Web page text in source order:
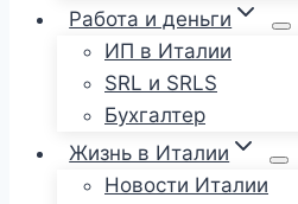
Работа и деньги
ИП в Италии
SRL и SRLS
Бухгалтер
Жизнь в Италии
Новости Италии